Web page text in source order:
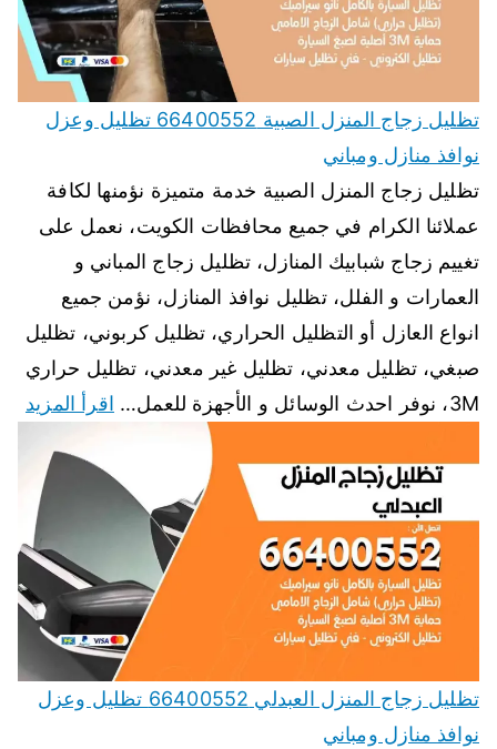
تظليل زجاج المنزل الصبية 66400552 تظليل وعزل
نوافذ منازل ومباني
تظليل زجاج المنزل الصبية خدمة متميزة نؤمنها لكافة
عملائنا الكرام في جميع محافظات الكويت، نعمل على
تغييم زجاج شبابيك المنازل، تظليل زجاج المباني و
العمارات و الفلل، تظليل نوافذ المنازل، نؤمن جميع
انواع العازل أو التظليل الحراري، تظليل كربوني، تظليل
صبغي، تظليل معدني، تظليل غير معدني، تظليل حراري
3M، نوفر احدث الوسائل و الأجهزة للعمل…
اقرأ المزيد
تظليل زجاج المنزل العبدلي 66400552 تظليل وعزل
نوافذ منازل ومباني